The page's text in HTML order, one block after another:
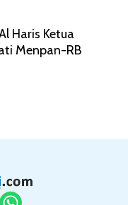
Haris Ketua
Menpan-RB